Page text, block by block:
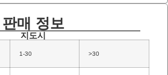
판매 정보
지도시
1-30 >30